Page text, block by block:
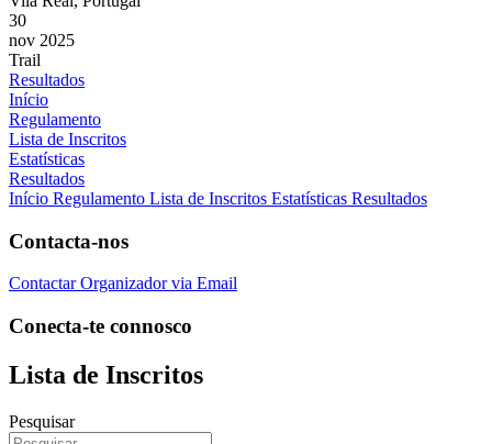
30
nov 2025
Trail
Resultados
Início
Regulamento
Lista de Inscritos
Estatísticas
Resultados
Início Regulamento Lista de Inscritos Estatísticas Resultados
Contacta-nos
Contactar Organizador via Email
Conecta-te connosco
Lista de Inscritos
Pesquisar